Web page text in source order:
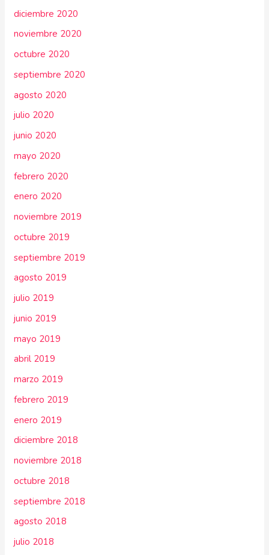
diciembre 2020
noviembre 2020
octubre 2020
septiembre 2020
agosto 2020
julio 2020
junio 2020
mayo 2020
febrero 2020
enero 2020
noviembre 2019
octubre 2019
septiembre 2019
agosto 2019
julio 2019
junio 2019
mayo 2019
abril 2019
marzo 2019
febrero 2019
enero 2019
diciembre 2018
noviembre 2018
octubre 2018
septiembre 2018
agosto 2018
julio 2018